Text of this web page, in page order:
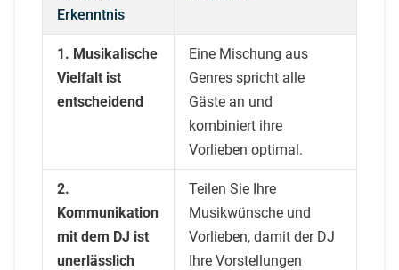
Erkenntnis
1. Musikalische
Vielfalt ist
entscheidend
Eine Mischung aus
Genres spricht alle
Gäste an und
kombiniert ihre
Vorlieben optimal.
2.
Kommunikation
mit dem DJ ist
unerlässlich
Teilen Sie Ihre
Musikwünsche und
Vorlieben, damit der DJ
Ihre Vorstellungen